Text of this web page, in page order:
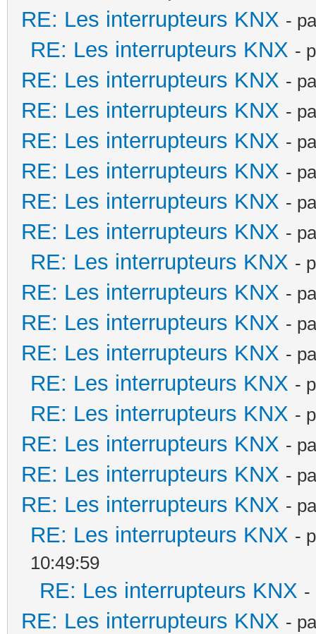
RE: Les interrupteurs KNX -
RE: Les interrupteurs KNX -
RE: Les interrupteurs KNX -
RE: Les interrupteurs KNX -
RE: Les interrupteurs KNX -
RE: Les interrupteurs KNX -
RE: Les interrupteurs KNX -
RE: Les interrupteurs KNX -
RE: Les interrupteurs KNX -
RE: Les interrupteurs KNX -
RE: Les interrupteurs KNX -
RE: Les interrupteurs KNX -
RE: Les interrupteurs KNX -
RE: Les interrupteurs KNX -
RE: Les interrupteurs KNX -
RE: Les interrupteurs KNX -
RE: Les interrupteurs KNX -
RE: Les interrupteurs KNX -
10:49:59
RE: Les interrupteurs KNX -
RE: Les interrupteurs KNX -